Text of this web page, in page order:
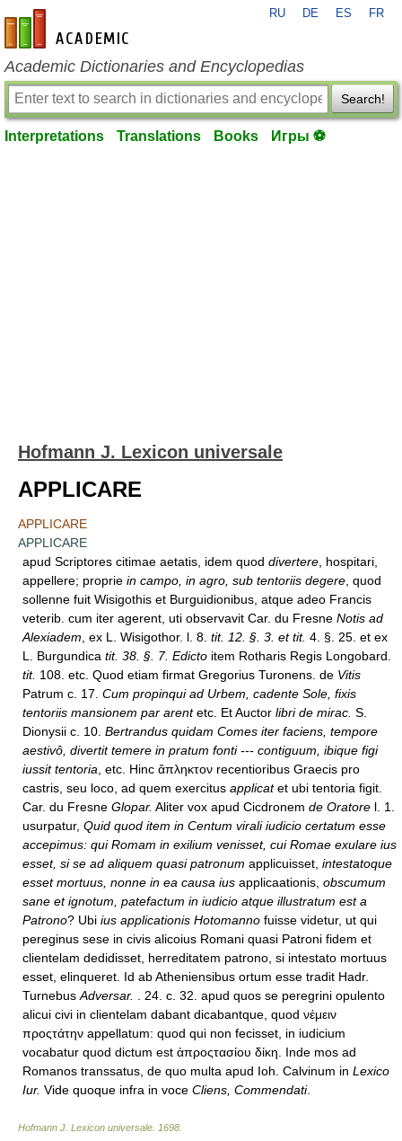
en-academic.com
RU DE ES FR
Academic Dictionaries and Encyclopedias
Search!
Interpretations Translations Books Игры ⚽
Hofmann J. Lexicon universale
APPLICARE
APPLICARE
APPLICARE
apud Scriptores citimae aetatis, idem quod divertere , hospitari,
appellere; proprie in campo, in agro, sub tentoriis degere , quod
sollenne fuit Wisigothis et Burguidionibus, atque adeo Francis
veterib. cum iter agerent, uti observavit Car. du Fresne Notis ad
Alexiadem , ex L. Wisigothor. l. 8. tit. 12. §. 3. et tit. 4. §. 25. et ex
L. Burgundica tit. 38. §. 7. Edicto item Rotharis Regis Longobard.
tit. 108. etc. Quod etiam firmat Gregorius Turonens. de Vitis
Patrum c. 17. Cum propinqui ad Urbem, cadente Sole, fixis
tentoriis mansionem par arentetc. Et Auctor libri de mirac. S.
Dionysii c. 10. Bertrandus quidam Comes iter faciens, tempore
aestivô, divertit temere in pratum fonti --- contiguum, ibique figi
iussit tentoria , etc. Hinc ἄπληκτον recentioribus Graecis pro
castris, seu loco, ad quem exercitus applicatet ubi tentoria figit.
Car. du Fresne Glopar. Aliter vox apud Cicdronem de Oratore l. 1.
usurpatur, Quid quod item in Centum virali iudicio certatum esse
accepimus: qui Romam in exilium venisset, cui Romae exulare ius
esset, si se ad aliquem quasi patronum applicuisset, intestatoque
esset mortuus, nonne in ea causa ius applicaationis, obscumum
sane et ignotum, patefactum in iudicio atque illustratum est a
Patrono? Ubi ius applicationis Hotomanno fuisse videtur, ut qui
pereginus sese in civis alicoius Romani quasi Patroni fidem et
clientelam dedidisset, herreditatem patrono, si intestato mortuus
esset, elinqueret. Id ab Atheniensibus ortum esse tradit Hadr.
Turnebus Adversar.
. 24. c. 32. apud quos se peregrini opulento
alicui civi in clientelam dabant dicabantque, quod νέμειν
προςτάτην appellatum: quod qui non fecisset, in iudicium
vocabatur quod dictum est ἀπροςτασίου δίκη. Inde mos ad
Romanos transsatus, de quo multa apud Ioh. Calvinum in Lexico
Iur. Vide quoque infra in voce Cliens, Commendati.
Hofmann J. Lexicon universale 1698